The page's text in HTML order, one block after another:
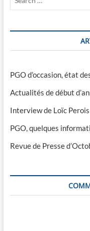
PGO d’occasion, état
Actualités de début
Interview de Loïc Perois
PGO, quelques
Revue de Presse